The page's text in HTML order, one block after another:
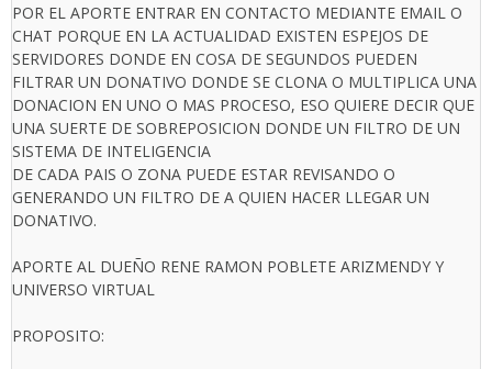
POR EL APORTE ENTRAR EN CONTACTO MEDIANTE EMAIL O
CHAT PORQUE EN LA ACTUALIDAD EXISTEN ESPEJOS DE
SERVIDORES DONDE EN COSA DE SEGUNDOS PUEDEN
FILTRAR UN DONATIVO DONDE SE CLONA O MULTIPLICA UNA
DONACION EN UNO O MAS PROCESO, ESO QUIERE DECIR QUE
UNA SUERTE DE SOBREPOSICION DONDE UN FILTRO DE UN
SISTEMA DE INTELIGENCIA
DE CADA PAIS O ZONA PUEDE ESTAR REVISANDO O
GENERANDO UN FILTRO DE A QUIEN HACER LLEGAR UN
DONATIVO.
APORTE AL DUEÑO RENE RAMON POBLETE ARIZMENDY Y
UNIVERSO VIRTUAL
PROPOSITO: